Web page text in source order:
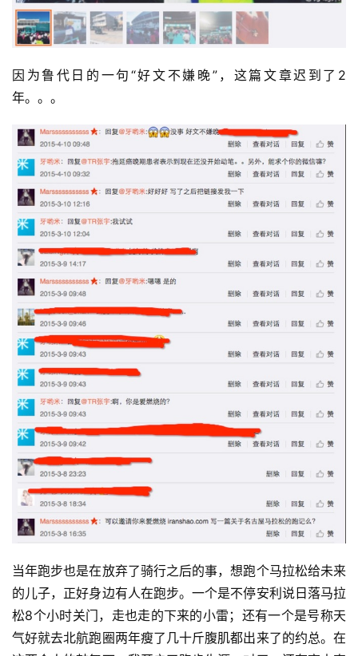
因为鲁代日的一句“好文不嫌晚”，这篇文章迟到了2
年。。。
当年跑步也是在放弃了骑行之后的事，想跑个马拉松给未来
的儿子，正好身边有人在跑步。一个是不停安利说日落马拉
松8个小时关门，走也走的下来的小雷；还有一个是号称天
气好就去北航跑圈两年瘦了几十斤腹肌都出来了的约总。在